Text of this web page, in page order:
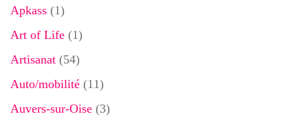
Apkass (1)
Art of Life (1)
Artisanat (54)
Auto/mobilité (11)
Auvers-sur-Oise (3)